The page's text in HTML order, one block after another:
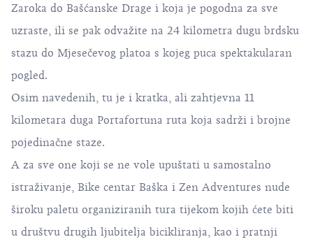
Zaroka do Bašćanske Drage i koja je pogodna za sve
uzraste, ili se pak odvažite na 24 kilometra dugu brdsku
stazu do Mjesečevog platoa s kojeg puca spektakularan
pogled.
Osim navedenih, tu je i kratka, ali zahtjevna 11
kilometara duga Portafortuna ruta koja sadrži i brojne
pojedinačne staze.
A za sve one koji se ne vole upuštati u samostalno
istraživanje, Bike centar Baška i Zen Adventures nude
široku paletu organiziranih tura tijekom kojih ćete biti
u društvu drugih ljubitelja bicikliranja, kao i pratnji